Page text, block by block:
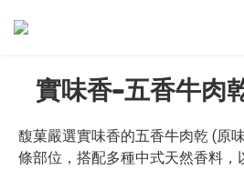
實味香-五香牛肉
馥菓嚴選實味香的五香牛肉乾 (原
條部位，搭配多種中式天然香料，